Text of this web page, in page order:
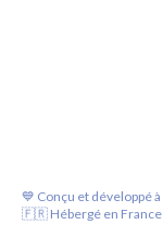
💙 Conçu et développé
🇫🇷 Hébergé en France